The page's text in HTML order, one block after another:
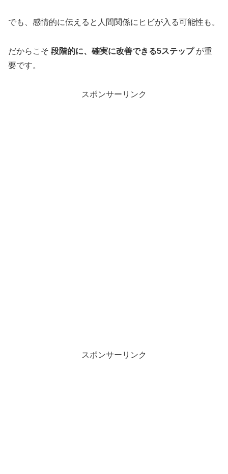
でも、感情的に伝えると人間関係にヒビが入る可能性も。
だからこそ 段階的に、確実に改善できる5ステップが重
要です。
スポンサーリンク
スポンサーリンク